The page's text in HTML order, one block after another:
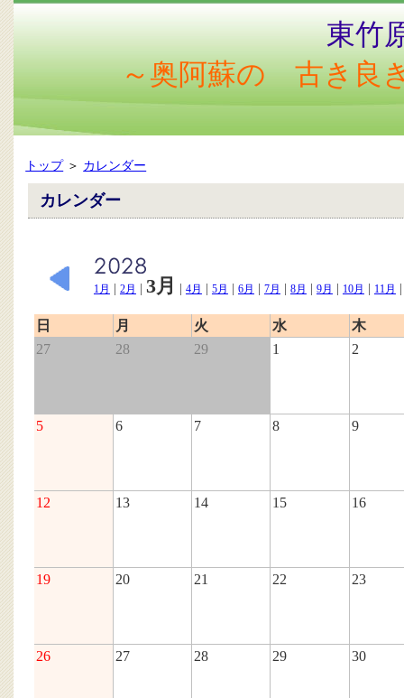
東竹
～奥阿蘇の 古き良
トップ＞ カレンダー
カレンダー
1月 | 2月 | 3月 | 4月 | 5月 | 6月 | 7月 | 8月 | 9月 | 10月 | 11月
日 月 火 水
木
27
28 29 1 2
5 6 7 8 9
12 13 14 15 16
19 20 21 22 23
26 27 28 29 30